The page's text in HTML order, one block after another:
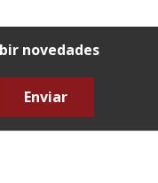
novedades
Enviar